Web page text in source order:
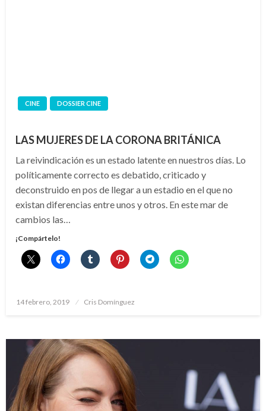
CINE DOSSIER CINE
LAS MUJERES DE LA CORONA BRITÁNICA
La reivindicación es un estado latente en nuestros días. Lo
políticamente correcto es debatido, criticado y
deconstruido en pos de llegar a un estadio en el que no
existan diferencias entre unos y otros. En este mar de
cambios las…
¡Compártelo!
Publicado
14 febrero, 2019 Cris Domínguez